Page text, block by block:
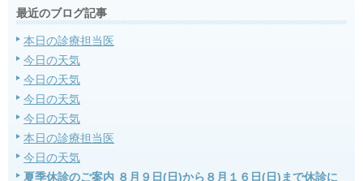
最近のブログ記事
本日の診療担当医
今日の天気
今日の天気
今日の天気
今日の天気
本日の診療担当医
今日の天気
夏季休診のご案内 ８月９日(日)から８月１６日(日)まで休診に